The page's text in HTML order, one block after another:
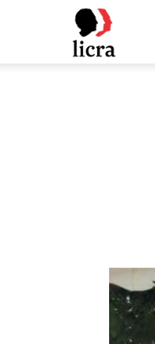
1927